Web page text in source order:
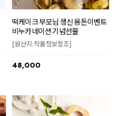
떡케이크 부모님 생신 용돈이벤트
비누카네이션 기념선물
[원산지:작품정보참조]
48,000